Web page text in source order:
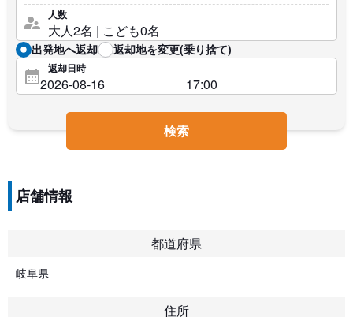
人数
出発地へ返却 返却地を変更(乗り捨て)
返却日時
検索
店舗情報
都道府県
岐阜県
住所